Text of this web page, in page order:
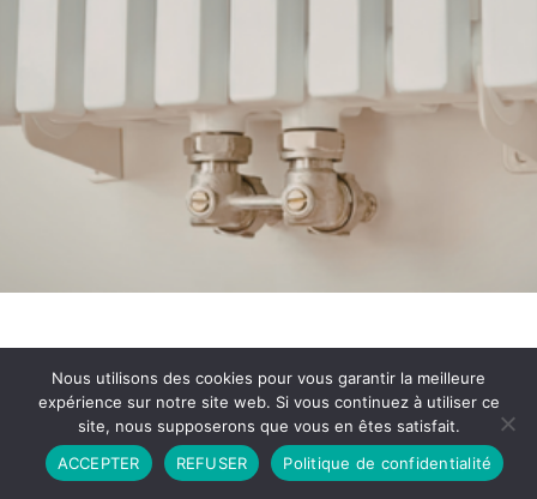
Partenariat Contact
Politique de Confidentialité
CGU
Copyright © 2026 - Propulsé par DIEUDUDIABLE
Nous utilisons des cookies pour vous garantir la meilleure
expérience sur notre site web. Si vous continuez à utiliser ce
site, nous supposerons que vous en êtes satisfait.
ACCEPTER
REFUSER Politique de confidentialité